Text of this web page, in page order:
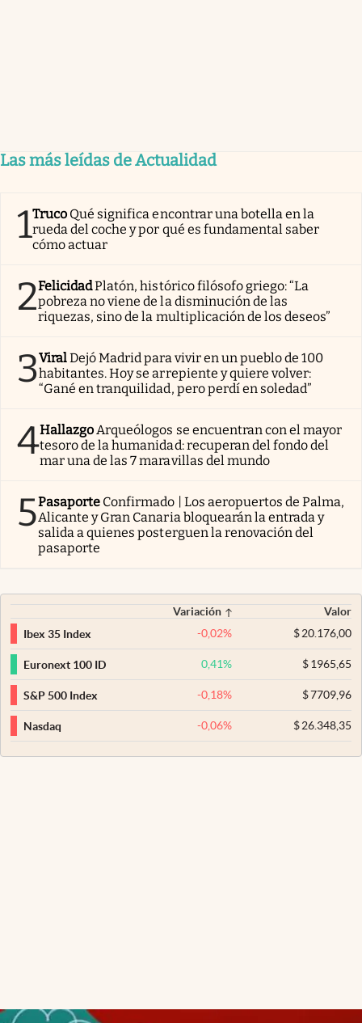
Las más leídas de Actualidad
1Truco Qué significa encontrar una botella en la
rueda del coche y por qué es fundamental saber
cómo actuar
2FelicidadPlatón, histórico filósofo griego: “La
pobreza no viene de la disminución de las
riquezas, sino de la multiplicación de los deseos”
3ViralDejó Madrid para vivir en un pueblo de 100
habitantes. Hoy se arrepiente y quiere volver:
“Gané en tranquilidad, pero perdí en soledad”
4HallazgoArqueólogos se encuentran con el mayor
tesoro de la humanidad: recuperan del fondo del
mar una de las 7 maravillas del mundo
5Pasaporte Confirmado | Los aeropuertos de Palma,
Alicante y Gran Canaria bloquearán la entrada y
salida a quienes posterguen la renovación del
pasaporte
Variación
Valor
Ibex 35 Index
-0,02% $20.176,00
Euronext 100 ID 0,41% $1965,65
S&P 500 Index -0,18% $7709,96
Nasdaq -0,06% $26.348,35